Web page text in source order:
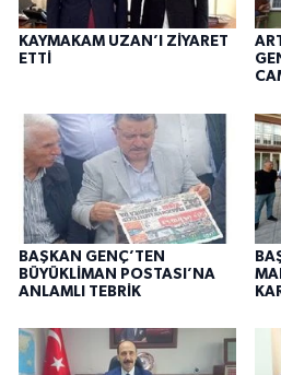
KAYMAKAM UZAN’I ZİYARET
ETTİ
BAŞKAN GENÇ’TEN
BÜYÜKLİMAN POSTASI’NA
ANLAMLI TEBRİK